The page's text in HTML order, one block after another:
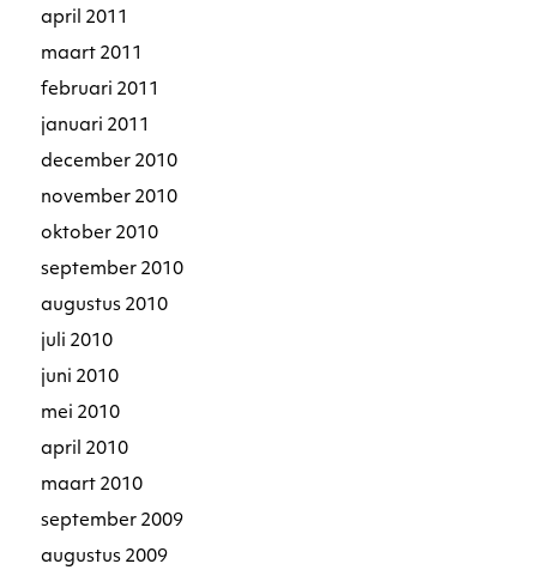
april 2011
maart 2011
februari 2011
januari 2011
december 2010
november 2010
oktober 2010
september 2010
augustus 2010
juli 2010
juni 2010
mei 2010
april 2010
maart 2010
september 2009
augustus 2009